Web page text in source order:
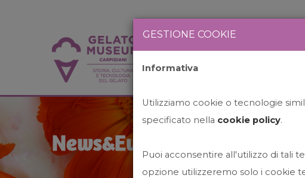
News&Events
GESTIONE COOKIE
Informativa
Utilizziamo cookie o tecnologie
specificato nella cookie policy.
Puoi acconsentire all'utilizzo di tali
opzione utilizzeremo solo i cookie